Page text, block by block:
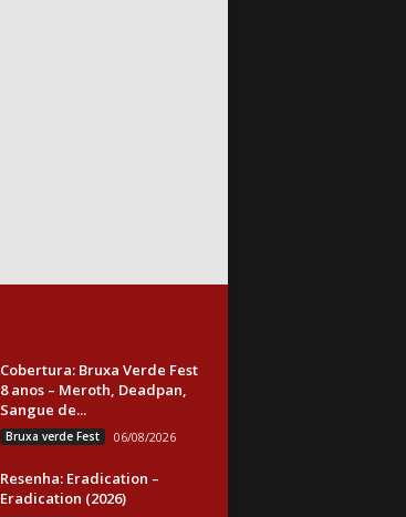
Cobertura: Bruxa Verde Fest
8 anos – Meroth, Deadpan,
Sangue de...
Bruxa verde Fest 06/08/2026
Resenha: Eradication –
Eradication (2026)